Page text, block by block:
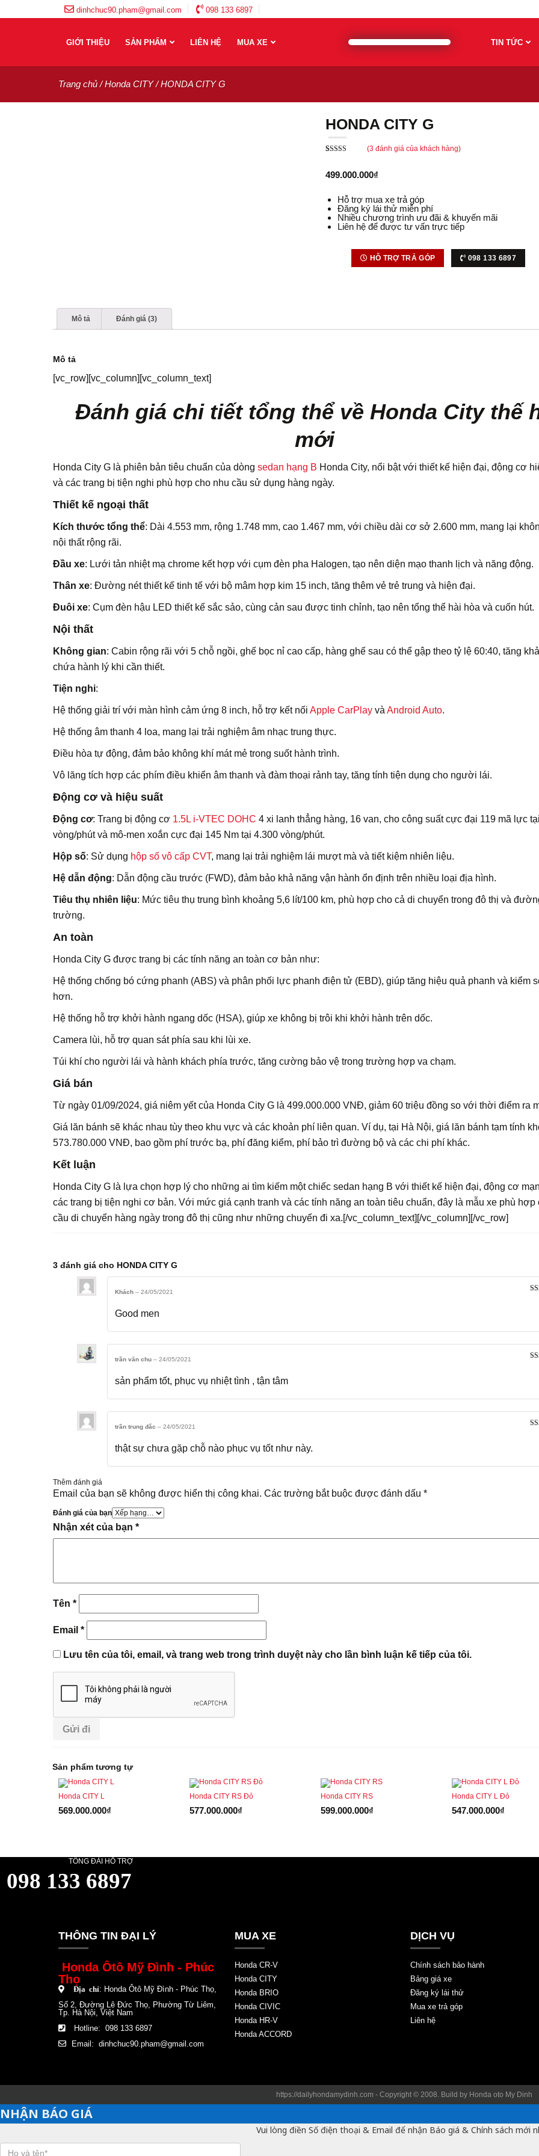
dinhchuc90.pham@gmail.com 098 133 6897
GIỚI THIỆU SẢN PHẨM LIÊN HỆ MUA XE TIN TỨC
Trang chủ/Honda CITY/ HONDA CITY G
HONDA CITY G
đánh giá
(3 đánh giá của khách hàng)
499.000.000₫
Hỗ trợ mua xe trả góp
Đăng ký lái thử miễn phí
Nhiều chương trình ưu đãi & khuyến mãi
Liên hệ để được tư vấn trực tiếp
HỖ TRỢ TRẢ GÓP 098 133 6897
Mô tả Đánh giá (3)
Mô tả
[vc_row][vc_column][vc_column_text]
Đánh giá chi tiết tổng thể về Honda City thế
mới
Honda City G là phiên bản tiêu chuẩn của dòng sedan hạng B Honda City, nổi bật với thiết kế hiện đại, động cơ
và các trang bị tiện nghi phù hợp cho nhu cầu sử dụng hàng ngày.
Thiết kế ngoại thất
Kích thước tổng thể: Dài 4.553 mm, rộng 1.748 mm, cao 1.467 mm, với chiều dài cơ sở 2.600 mm, mang lại
nội thất rộng rãi.
Đầu xe: Lưới tản nhiệt mạ chrome kết hợp với cụm đèn pha Halogen, tạo nên diện mạo thanh lịch và năng động.
Thân xe: Đường nét thiết kế tinh tế với bộ mâm hợp kim 15 inch, tăng thêm vẻ trẻ trung và hiện đại.
Đuôi xe: Cụm đèn hậu LED thiết kế sắc sảo, cùng cản sau được tinh chỉnh, tạo nên tổng thể hài hòa và cuốn hút.
Nội thất
Không gian: Cabin rộng rãi với 5 chỗ ngồi, ghế bọc nỉ cao cấp, hàng ghế sau có thể gập theo tỷ lệ 60:40, tăng
chứa hành lý khi cần thiết.
Tiện nghi:
Hệ thống giải trí với màn hình cảm ứng 8 inch, hỗ trợ kết nối Apple CarPlay và Android Auto.
Hệ thống âm thanh 4 loa, mang lại trải nghiệm âm nhạc trung thực.
Điều hòa tự động, đảm bảo không khí mát mẻ trong suốt hành trình.
Vô lăng tích hợp các phím điều khiển âm thanh và đàm thoại rảnh tay, tăng tính tiện dụng cho người lái.
Động cơ và hiệu suất
Động cơ: Trang bị động cơ 1.5L i-VTEC DOHC 4 xi lanh thẳng hàng, 16 van, cho công suất cực đại 119 mã lực
vòng/phút và mô-men xoắn cực đại 145 Nm tại 4.300 vòng/phút.
Hộp số: Sử dụng hộp số vô cấp CVT, mang lại trải nghiệm lái mượt mà và tiết kiệm nhiên liệu.
Hệ dẫn động: Dẫn động cầu trước (FWD), đảm bảo khả năng vận hành ổn định trên nhiều loại địa hình.
Tiêu thụ nhiên liệu: Mức tiêu thụ trung bình khoảng 5,6 lít/100 km, phù hợp cho cả di chuyển trong đô thị và
trường.
An toàn
Honda City G được trang bị các tính năng an toàn cơ bản như:
Hệ thống chống bó cứng phanh (ABS) và phân phối lực phanh điện tử (EBD), giúp tăng hiệu quả phanh và kiểm
hơn.
Hệ thống hỗ trợ khởi hành ngang dốc (HSA), giúp xe không bị trôi khi khởi hành trên dốc.
Camera lùi, hỗ trợ quan sát phía sau khi lùi xe.
Túi khí cho người lái và hành khách phía trước, tăng cường bảo vệ trong trường hợp va chạm.
Giá bán
Từ ngày 01/09/2024, giá niêm yết của Honda City G là 499.000.000 VNĐ, giảm 60 triệu đồng so với thời điểm ra
Giá lăn bánh sẽ khác nhau tùy theo khu vực và các khoản phí liên quan. Ví dụ, tại Hà Nội, giá lăn bánh tạm tính
573.780.000 VNĐ, bao gồm phí trước bạ, phí đăng kiểm, phí bảo trì đường bộ và các chi phí khác.
Kết luận
Honda City G là lựa chọn hợp lý cho những ai tìm kiếm một chiếc sedan hạng B với thiết kế hiện đại, động cơ
các trang bị tiện nghi cơ bản. Với mức giá cạnh tranh và các tính năng an toàn tiêu chuẩn, đây là mẫu xe phù hợp
cầu di chuyển hàng ngày trong đô thị cũng như những chuyến đi xa.[/vc_column_text][/vc_column][/vc_row]
3 đánh giá cho HONDA CITY G
Khách – 24/05/2021
Good men
trần văn chu – 24/05/2021
sản phẩm tốt, phục vụ nhiệt tình , tận tâm
trần trung đắc – 24/05/2021
thật sự chưa gặp chỗ nào phục vụ tốt như này.
Thêm đánh giá
Email của bạn sẽ không được hiển thị công khai. Các trường bắt buộc được đánh dấu *
Đánh giá của bạn
Nhận xét của bạn *
Tên *
Email *
Lưu tên của tôi, email, và trang web trong trình duyệt này cho lần bình luận kế tiếp của tôi.
Sản phẩm tương tự
Honda CITY L
569.000.000₫
Honda CITY RS Đỏ
577.000.000₫
Honda CITY RS
599.000.000₫
Honda CITY L Đỏ
547.000.000₫
TỔNG ĐÀI HỖ TRỢ
098 133 6897
THÔNG TIN ĐẠI LÝ
Honda Ôtô Mỹ Đình - Phúc
Thọ
Địa chỉ: Honda Ôtô Mỹ Đình - Phúc Thọ
Số 2, Đường Lê Đức Thọ, Phường Từ Liêm,
Tp. Hà Nội, Việt Nam
Hotline: 098 133 6897
Email: dinhchuc90.pham@gmail.com
MUA XE
Honda CR-V
Honda CITY
Honda BRIO
Honda CIVIC
Honda HR-V
Honda ACCORD
DỊCH VỤ
Chính sách bảo hành
Bảng giá xe
Đăng ký lái thử
Mua xe trả góp
Liên hệ
https://dailyhondamydinh.com - Copyright © 2008. Build by Honda oto My Dinh
NHẬN BÁO GIÁ
Vui lòng điền Số điện thoại & Email để nhận Báo giá & Chính sách mới